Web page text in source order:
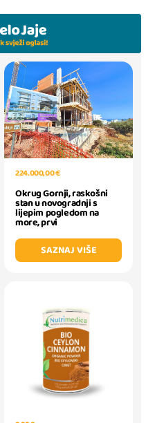
224.000,00 €
Okrug Gornji, raskošni
stan u novogradnji s
lijepim pogledom na
more, prvi
SAZNAJ VIŠE